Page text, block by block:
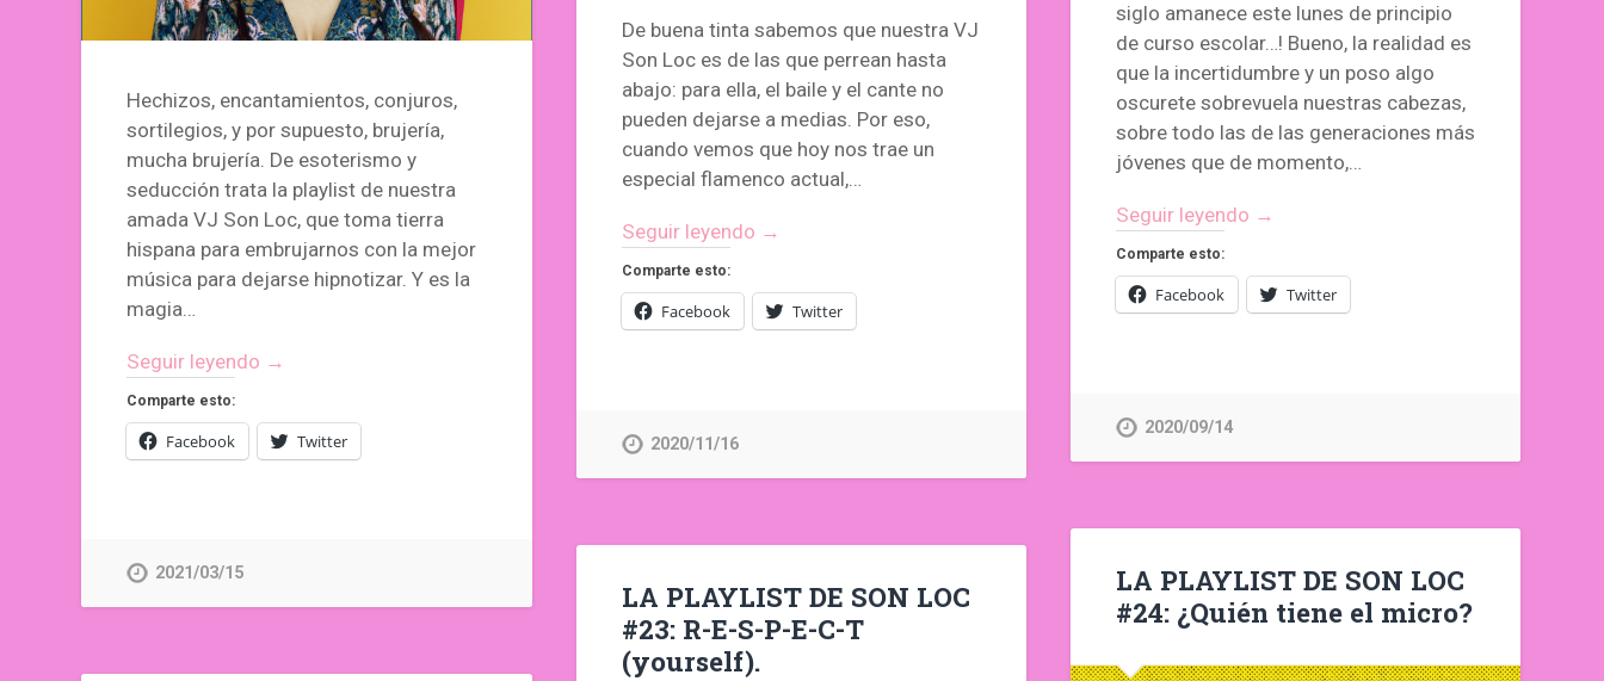
Hechizos, encantamientos, conjuros,
sortilegios, y por supuesto, brujería,
mucha brujería. De esoterismo y
seducción trata la playlist de nuestra
amada VJ Son Loc, que toma tierra
hispana para embrujarnos con la mejor
música para dejarse hipnotizar. Y es la
magia…
Seguir leyendo →
Comparte esto:
Facebook Twitter
2021/03/15
De buena tinta sabemos que nuestra VJ
Son Loc es de las que perrean hasta
abajo: para ella, el baile y el cante no
pueden dejarse a medias. Por eso,
cuando vemos que hoy nos trae un
especial flamenco actual,…
Seguir leyendo →
Comparte esto:
Facebook Twitter
2020/11/16
siglo amanece este lunes de principio
de curso escolar…! Bueno, la realidad es
que la incertidumbre y un poso algo
oscurete sobrevuela nuestras cabezas,
sobre todo las de las generaciones más
jóvenes que de momento,…
Seguir leyendo →
Comparte esto:
Facebook Twitter
2020/09/14
LA PLAYLIST DE SON LOC
#24: ¿Quién tiene el micro?
LA PLAYLIST DE SON LOC
#23: R-E-S-P-E-C-T
(yourself).